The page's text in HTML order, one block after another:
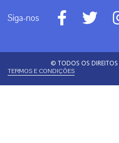
Siga-nos
© TODOS OS
TERMOS E CONDIÇÕES